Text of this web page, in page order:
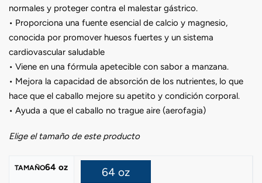
normales y proteger contra el malestar gástrico.
• Proporciona una fuente esencial de calcio y magnesio,
conocida por promover huesos fuertes y un sistema
cardiovascular saludable
• Viene en una fórmula apetecible con sabor a manzana.
• Mejora la capacidad de absorción de los nutrientes, lo que
hace que el caballo mejore su apetito y condición corporal.
• Ayuda a que el caballo no trague aire (aerofagia)
Elige el tamaño de este producto
TAMAÑO64 oz 64 oz